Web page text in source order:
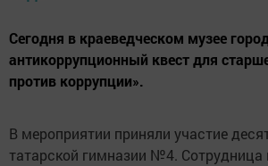
Сегодня в краеведческом музее
антикоррупционный квест для
против коррупции».
В мероприятии приняли участие
татарской гимназии №4. Сотрудница